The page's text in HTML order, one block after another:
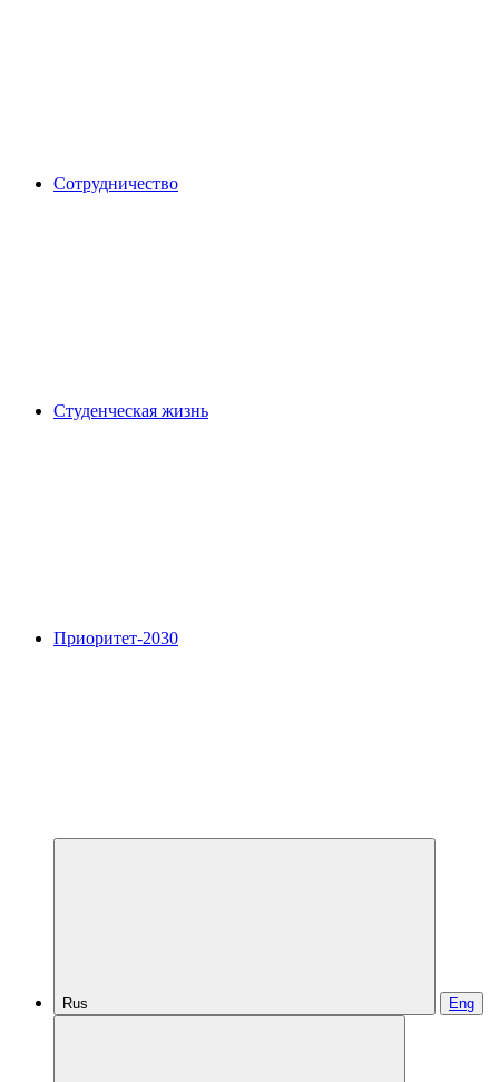
Сотрудничество
Студенческая жизнь
Приоритет-2030
Rus Eng